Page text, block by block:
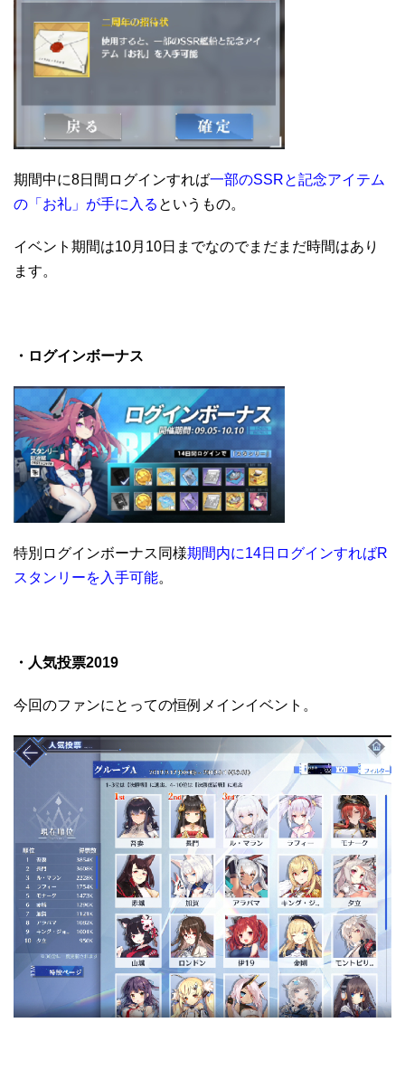
期間中に8日間ログインすれば一部のSSRと記念アイテム
の「お礼」が手に入る というもの。
イベント期間は10月10日までなのでまだまだ時間はあり
ます。
・ログインボーナス
特別ログインボーナス同様期間内に14日ログインすればR
スタンリーを入手可能。
・人気投票2019
今回のファンにとっての恒例メインイベント。